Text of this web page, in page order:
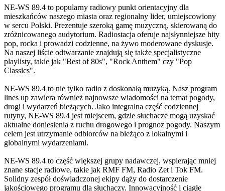
NE-WS 89.4 to popularny radiowy punkt orientacyjny dla
mieszkańców naszego miasta oraz regionalny lider, umiejscowiony
w sercu Polski. Prezentuje szeroką gamę muzyczną, skierowaną do
zróżnicowanego audytorium. Radiostacja oferuje najsłynniejsze hity
pop, rocka i prowadzi codzienne, na żywo moderowane dyskusje.
Na naszej liście odtwarzanie znajdują się także specjalistyczne
playlisty, takie jak "Best of 80s", "Rock Anthem" czy "Pop
Classics".
NE-WS 89.4 to nie tylko radio z doskonałą muzyką. Nasz program
lines up zawiera również najnowsze wiadomości na temat pogody,
drogi i wydarzeń bieżących. Jako integralna część codziennej
rutyny, NE-WS 89.4 jest miejscem, gdzie słuchacze mogą uzyskać
aktualne doniesienia z ruchu drogowego i prognoz pogody. Naszym
celem jest utrzymanie odbiorców na bieżąco z lokalnymi i
globalnymi wydarzeniami.
NE-WS 89.4 to część większej grupy nadawczej, wspierając mniej
znane stacje radiowe, takie jak RMF FM, Radio Zet i Tok FM.
Solidny zespół doświadczonej ekipy dąży do dostarczenie
jakościowego programu dla słuchaczy. Innowacyjność i ciągłe